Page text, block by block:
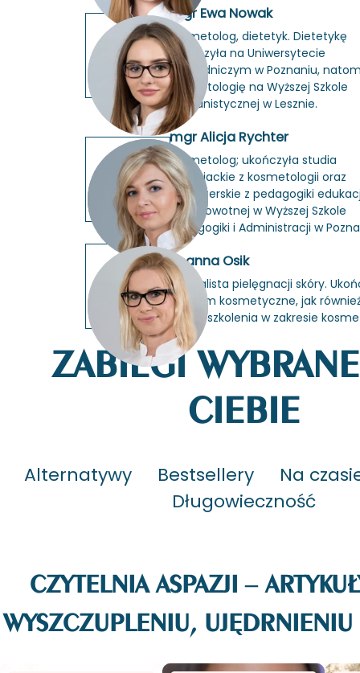
mgr Ewa Nowak
ko­sme­to­log, die­te­tyk. Die­te­ty­kę
ukoń­czy­ła na Uni­wer­sy­te­cie
Przy­rod­ni­czym w Po­zna­niu,
ko­sme­to­lo­gię na Wyż­szej Szko­le
Hu­ma­ni­stycz­nej w Lesz­nie.
mgr Alicja Rychter
ko­sme­to­log; ukoń­czy­ła stu­dia
li­cen­cjac­kie z ko­sme­to­lo­gii oraz
ma­gi­ster­skie z pe­da­go­gi­ki
proz­dro­wot­nej w Wyż­szej Szko­le
Pe­da­go­gi­ki i Ad­mi­ni­stra­cji w
Joanna Osik
spe­cja­li­sta pie­lę­gna­cji skóry.
stu­dium ko­sme­tycz­ne, jak
kursy i szko­le­nia w za­kre­sie
ZABIEGI
CIEBIE
Alternatywy Bestsellery
Na
Długowieczność
CZYTELNIA ASPAZJI –
WYSZCZUPLENIU, UJĘDRNIENIU